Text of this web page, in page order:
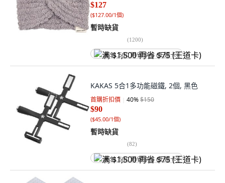
$127
($127.00/1個)
暫時缺貨
(1200)
满 $1,500 再省 $75 (王道卡)
KAKAS 5合1多功能磁鐵, 2個, 黑色
首購折扣價 40%$150
$90
($45.00/1個)
暫時缺貨
(82)
满 $1,500 再省 $75 (王道卡)